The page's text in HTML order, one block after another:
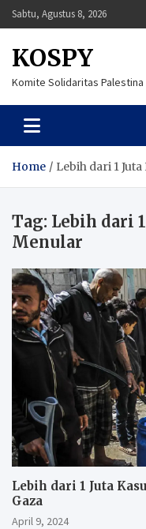
Skip
to
Sabtu, Agustus 8, 2026
KOSPY
Komite Solidaritas Palestina
Home Lebih dari 1
Tag: Lebih dari
Menular
Lebih dari 1 Juta
Gaza
April 9, 2024